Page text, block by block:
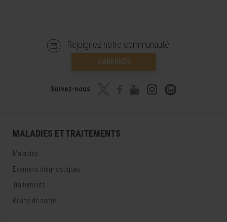
Rejoignez notre communauté !
S’ABONNER
Suivez-nous
MALADIES ET TRAITEMENTS
Maladies
Examens diagnostiques
Traitements
Bilans de santé